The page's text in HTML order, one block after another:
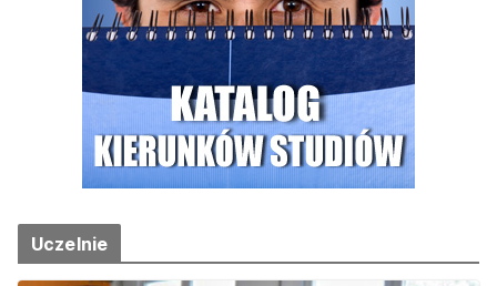
Uczelnie